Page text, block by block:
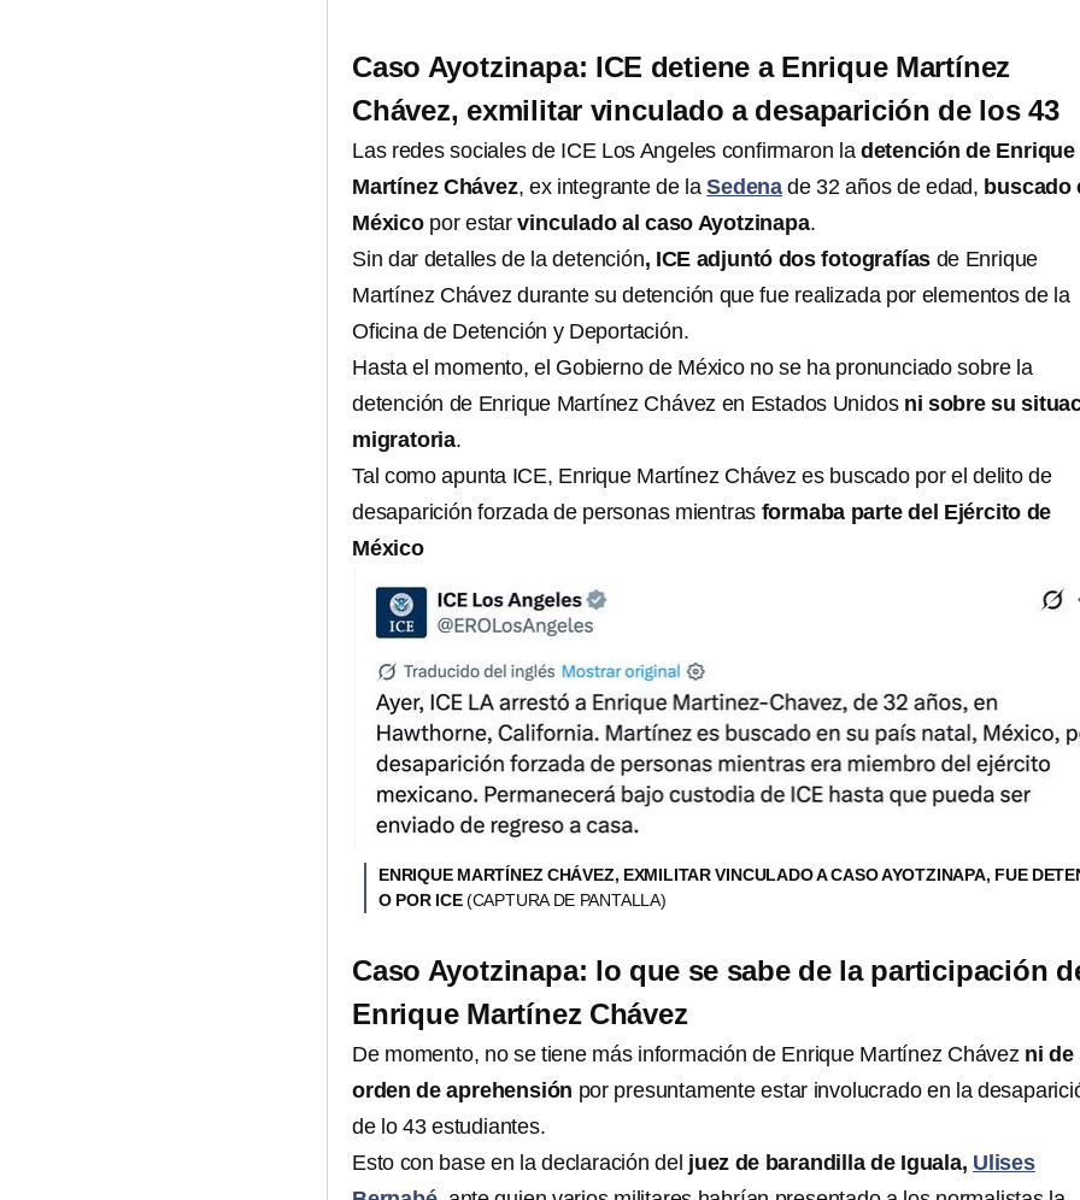
Caso Ayotzinapa: ICE detiene a Enrique Martínez
Chávez, exmilitar vinculado a desaparición de los 43
Las redes sociales de ICE Los Angeles confirmaron la detención de Enrique
Martínez Chávez, ex integrante de laSedena de 32 años de edad, buscado
Méxicopor estarvinculado al caso Ayotzinapa.
Sin dar detalles de la detención, ICE adjuntó dos fotografías de Enrique
Martínez Chávez durante su detención que fue realizada por elementos de la
Oficina de Detención y Deportación.
Hasta el momento, el Gobierno de México no se ha pronunciado sobre la
detención de Enrique Martínez Chávez en Estados Unidos ni sobre su
migratoria.
Tal como apunta ICE, Enrique Martínez Chávez es buscado por el delito de
desaparición forzada de personas mientras formaba parte del Ejército de
México
ENRIQUE MARTÍNEZ CHÁVEZ, EXMILITAR VINCULADO A CASO AYOTZINAPA, FUE
O POR ICE(CAPTURA DE PANTALLA)
Caso Ayotzinapa: lo que se sabe de la participación
Enrique Martínez Chávez
De momento, no se tiene más información de Enrique Martínez Chávez ni de
orden de aprehensión por presuntamente estar involucrado en la
de lo 43 estudiantes.
Esto con base en la declaración del juez de barandilla de Iguala, Ulises